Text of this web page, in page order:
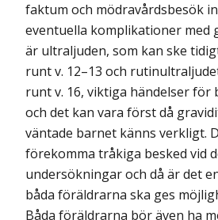
faktum och mödravårdsbesök
eventuella komplikationer med
är ultraljuden, som kan ske
runt v. 12–13 och
runt v. 16, viktiga händelser för
och det kan vara först då
väntade barnet känns verkligt.
förekomma tråkiga besked vid
undersökningar och då är det
båda föräldrarna ska ges
Båda föräldrarna bör även ha